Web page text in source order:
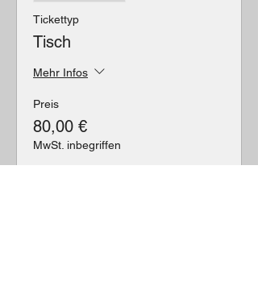
Tickettyp
Tisch
Mehr Infos
Preis
80,00 €
MwSt. inbegriffen